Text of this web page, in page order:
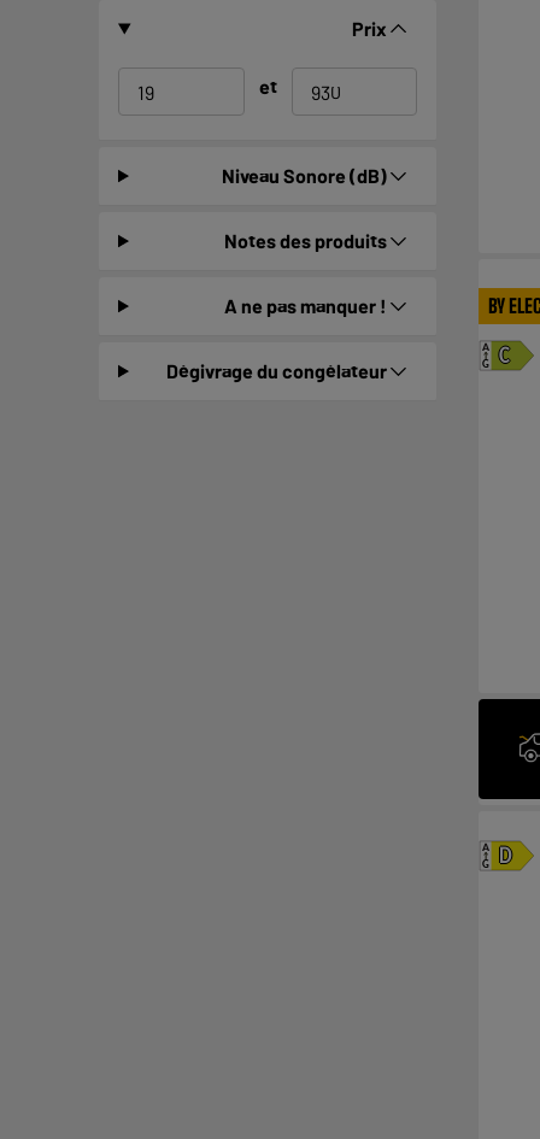
Prix
et
Niveau Sonore (dB)
Notes des produits
A ne pas manquer !
Dégivrage du congélateur
BY
C
A
G
D
A
G